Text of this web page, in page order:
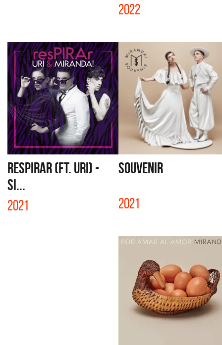
2022
RESPIRAR (FT. URI) -
SI...
2021
SOUVENIR
2021